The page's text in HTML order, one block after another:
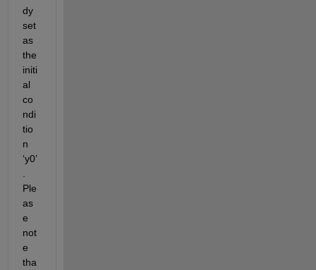
dy
set
as
initi
al
co
ndi
tio
n
‘y0’
Ple
as
e
not
e
tha